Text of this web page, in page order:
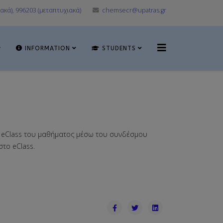
996203 (μεταπτυχιακά) chemsecr@upatras.gr
INFORMATION STUDENTS
eClass του μαθήματος μέσω του συνδέσμου
eClass.